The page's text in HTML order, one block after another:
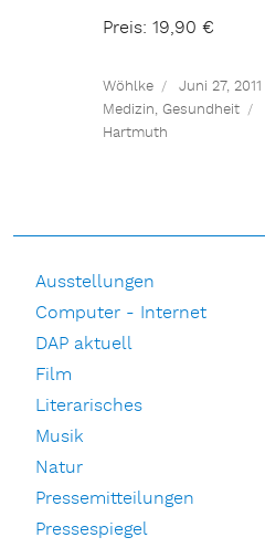
Preis: 19,90 €
Wöhlke Juni 27, 2011
Medizin, Gesundheit
Hartmuth
Ausstellungen
Computer - Internet
DAP aktuell
Film
Literarisches
Musik
Natur
Pressemitteilungen
Pressespiegel